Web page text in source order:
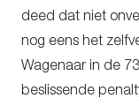
deed dat niet
nog eens het
Wagenaar in de
beslissende